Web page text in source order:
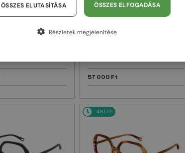
57 000 Ft
48/72
ÖSSZES ELFOGADÁSA
ÖSSZES ELUTASÍTÁSA
Részletek megjelenítése